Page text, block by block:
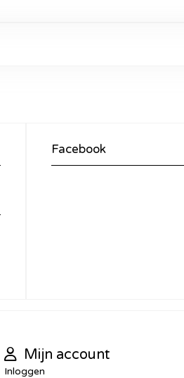
Facebook
Mijn account
Inloggen